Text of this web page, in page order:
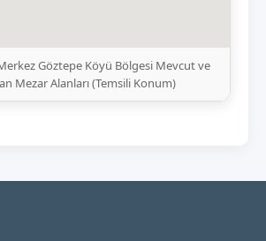
Göztepe Köyü Bölgesi Mevcut ve
Mezar Alanları (Temsili Konum)